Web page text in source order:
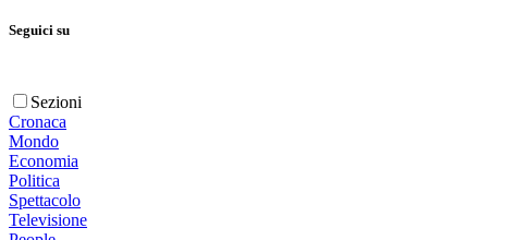
Seguici su
Sezioni
Cronaca
Mondo
Economia
Politica
Spettacolo
Televisione